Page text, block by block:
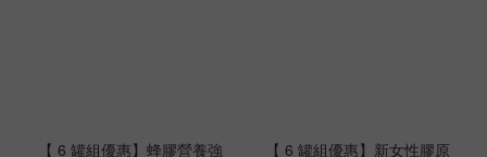
【 6 罐組優惠】蜂膠營養強
【 6 罐組優惠】新女性膠原